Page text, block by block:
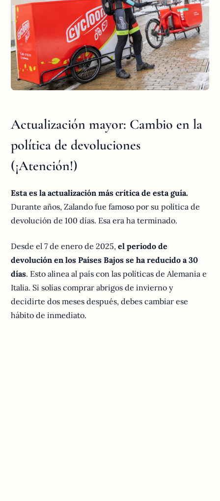
Actualización mayor: Cambio en la
política de devoluciones
(¡Atención!)
Esta es la actualización más crítica de esta guía.
Durante años, Zalando fue famoso por su política de
devolución de 100 días. Esa era ha terminado.
Desde el 7 de enero de 2025,el periodo de
devolución en los Países Bajos se ha reducido a 30
días. Esto alinea al país con las políticas de Alemania e
Italia. Si solías comprar abrigos de invierno y
decidirte dos meses después, debes cambiar ese
hábito de inmediato.